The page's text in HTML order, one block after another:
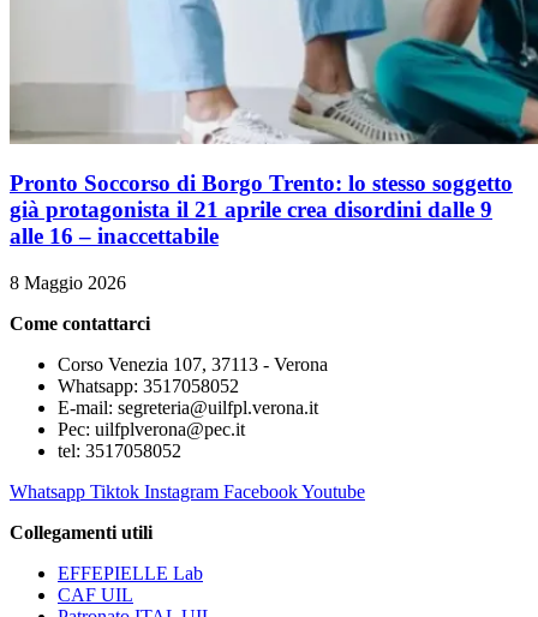
Pronto Soccorso di Borgo Trento: lo stesso soggetto
già protagonista il 21 aprile crea disordini dalle 9
alle 16 – inaccettabile
8 Maggio 2026
Come contattarci
Corso Venezia 107, 37113 - Verona
Whatsapp: 3517058052
E-mail: segreteria@uilfpl.verona.it
Pec: uilfplverona@pec.it
tel: 3517058052
Whatsapp Tiktok Instagram FacebookYoutube
Collegamenti utili
EFFEPIELLE Lab
CAF UIL